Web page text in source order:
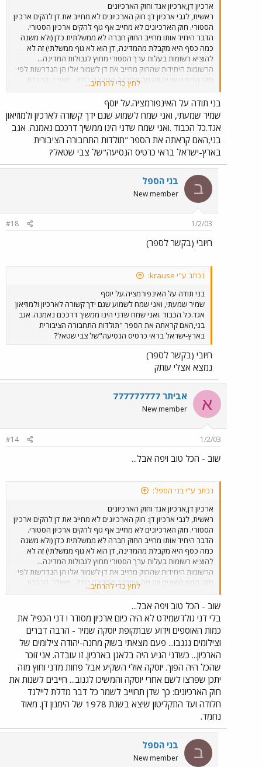
ארכיון דן,ארכיון אגד וחוק הארכיונים
ראשית, לגבי ארכיון דן: חוק הארכיונים לא מחייב את דן להקים ארכיון
הסטורי. חוק הארכיונים לא מחייב אף גוף להקים ארכיון הסטורי.
הדבר היחיד אותו מחייב החוק חברה לא ממשלתית כדן (ולא משנה
כמה כסף היא מקבלת מהמדינה, דן הוא לא גוף ממשלתי) זה לא
להוציא רשומות בעלות ערך הסטורי מחוץ לגבולות המדינה...
הרשומות היחידות שהחוק מחייב את דן לשמור אלו הן הנדרשות לפי
חוקי המס השונים וזה מה שמבקר המדינה בודק.. מאידך, הרכבת
הינה גוף ממשלתי ולכן היא אמורה להיות מפוקחת על ידי גנזך
המדינה. לגנזך יש יחידת פיקוח ולכן אם יש תלונות לגבי ארכיון
הרכבת ניתן לפנות לגנז המדינה. זה המצב העגום עם חוק
הארכיונים. החוק נמצא כרגע בתהליכי רויזיה ואולי בעוד מספר שנים
המצב עם גופים לא ממשלתיים יהיה אחר. ארכיון אגד: עם כל הזכויות
של דני גולדשמיט, הרי שהארכיון "בא מאהבה" בזכות חבר אחר
שקדם לו, יוסף שמיר. בתחילת שנות השמונים שמיר ביקש סיוע מגנזך
המדינה והם ביקשו אותי להקים את הארכיון. יחד עם שמיר ובהנחיתי
המיקצועית, הפכנו את ערימת המסמכים שהיו בבית אגד לארכיון
המסודר כפי שהוא היום. שמיר דאג וביצע בעצמו "תיעוד בעל פה"
של עשרות ותיקים, איתרנו חומר במשרדי אגד השונים, הקמנו את
ארכיון הצילומים ואפילו אוסף האוטובוסים הקיים היום בחולון הוקם
על ידי ועל ידי שמיר, חבר נוסף בשם יוסף מדהלה, עוד חבר מהצפון
בשם מוטי שובל והכל ביוזמת וסביב הארכיון ההסטורי. כשיצא שמיר
לפנסיה ואחרי מספר גלגולים, קיבל דני גולדשמיט את הארכיון והוא
מחזיק אותו לתפארת מדינת ישראל. אז נא לתת לאלה שהקימו והביאו
לחץ כדי להרחיב...
בני תודה על האינפורמציה.על יוסף
שמיר שמעתי, ואני שמח לשמוע שגם ידך קשורה לארכיון ולמוזיאון
אגד.כל הכבוד .ואני שמח שדני הינו ממשיך דרככם נאמנה. אגב
בני,האם קראתה את הספר "תולדות התחבורה הציבורית
בארץ-ישראל בראי כרטיס הנסיעה"של צבי שטאל?
ב בני הספל
New member
1/2/03
#18
חיובי (בקשר לספר)
נכתב ע"י krause:
בני תודה על האינפורמציה.על יוסף
שמיר שמעתי, ואני שמח לשמוע שגם ידך קשורה לארכיון ולמוזיאון
אגד.כל הכבוד .ואני שמח שדני הינו ממשיך דרככם נאמנה. אגב
בני,האם קראתה את הספר "תולדות התחבורה הציבורית
בארץ-ישראל בראי כרטיס הנסיעה"של צבי שטאל?
חיובי (בקשר לספר)
נמצא אצלי עותק
א אביתר 777777777
New member
1/2/03
#14
שוב - הכל טוב ויפה אבל...
נכתב ע"י בני הספל:
ארכיון דן,ארכיון אגד וחוק הארכיונים
ראשית, לגבי ארכיון דן: חוק הארכיונים לא מחייב את דן להקים ארכיון
הסטורי. חוק הארכיונים לא מחייב אף גוף להקים ארכיון הסטורי.
הדבר היחיד אותו מחייב החוק חברה לא ממשלתית כדן (ולא משנה
כמה כסף היא מקבלת מהמדינה, דן הוא לא גוף ממשלתי) זה לא
להוציא רשומות בעלות ערך הסטורי מחוץ לגבולות המדינה...
הרשומות היחידות שהחוק מחייב את דן לשמור אלו הן הנדרשות לפי
חוקי המס השונים וזה מה שמבקר המדינה בודק.. מאידך, הרכבת
הינה גוף ממשלתי ולכן היא אמורה להיות מפוקחת על ידי גנזך
המדינה. לגנזך יש יחידת פיקוח ולכן אם יש תלונות לגבי ארכיון
הרכבת ניתן לפנות לגנז המדינה. זה המצב העגום עם חוק
הארכיונים. החוק נמצא כרגע בתהליכי רויזיה ואולי בעוד מספר שנים
המצב עם גופים לא ממשלתיים יהיה אחר. ארכיון אגד: עם כל הזכויות
של דני גולדשמיט, הרי שהארכיון "בא מאהבה" בזכות חבר אחר
שקדם לו, יוסף שמיר. בתחילת שנות השמונים שמיר ביקש סיוע מגנזך
המדינה והם ביקשו אותי להקים את הארכיון. יחד עם שמיר ובהנחיתי
המיקצועית, הפכנו את ערימת המסמכים שהיו בבית אגד לארכיון
המסודר כפי שהוא היום. שמיר דאג וביצע בעצמו "תיעוד בעל פה"
של עשרות ותיקים, איתרנו חומר במשרדי אגד השונים, הקמנו את
ארכיון הצילומים ואפילו אוסף האוטובוסים הקיים היום בחולון הוקם
על ידי ועל ידי שמיר, חבר נוסף בשם יוסף מדהלה, עוד חבר מהצפון
בשם מוטי שובל והכל ביוזמת וסביב הארכיון ההסטורי. כשיצא שמיר
לפנסיה ואחרי מספר גלגולים, קיבל דני גולדשמיט את הארכיון והוא
מחזיק אותו לתפארת מדינת ישראל. אז נא לתת לאלה שהקימו והביאו
באהבה את הארכיון ההסטורי של אגד, את הכבוד המגיע להם.
לחץ כדי להרחיב...
שוב - הכל טוב ויפה אבל...
בלי דני גולדשמידט לא היה כיום ארכיון מסודר ! דני הכפיל את
כמות האוספים וידוע שבתקופת יוסקה שמיר - הרבה דברים
וצילומים נגנבו... פעם מצאתי בשוק מחנה-יהודה צילומים של
הארכיון... כשדני הגיע היה בלאגן בארכיון. זו עובדה. אני זוכר
שהכל היה הפוך. יוסקה אולי השקיע אבל פחות מדני וחוץ מזה
יתכן שפרצו לשם אחרי יוסקה והמשיכו לגנוב... חייבים לשנות את
חוק הארכיונים: כך שדן תחוייב לשמר כל דבר מדלת ליילנד
חלודה ועד התקליטון שיצא בשנת 1978 של הימנון דן. מאוד
נחמד.
ב בני הספל
New member